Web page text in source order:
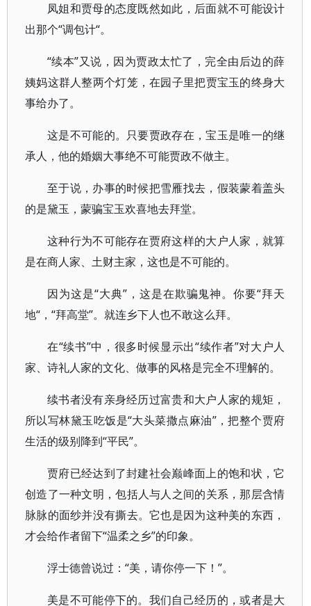
凤姐和贾母的态度既然如此，后面就不可能设计
出那个“调包计“。
“续本”又说，因为贾政太忙了，完全由后边的薛
姨妈这群人整两个灯笼，在园子里把贾宝玉的终身大
事给办了。
这是不可能的。只要贾政存在，宝玉是唯一的继
承人，他的婚姻大事绝不可能贾政不做主。
至于说，办事的时候把雪雁找去，假装蒙着盖头
的是黛玉，蒙骗宝玉欢喜地去拜堂。
这种行为不可能存在贾府这样的大户人家，就算
是在商人家、土财主家，这也是不可能的。
因为这是“大典”，这是在欺骗鬼神。你要“拜天
地“，“拜高堂”。就连乡下人也不敢这么拜。
在“续书”中，很多时候显示出“续作者”对大户人
家、诗礼人家的文化、做事的风格是完全不理解的。
续书者没有亲身经历过富贵和大户人家的规矩，
所以写林黛玉吃饭是“大头菜撒点麻油”，把整个贾府
生活的级别降到“平民”。
贾府已经达到了封建社会巅峰面上的饱和状，它
创造了一种文明，包括人与人之间的关系，那层含情
脉脉的面纱并没有撕去。它也是因为这种美的东西，
才会给作者留下“温柔之乡”的印象。
浮士德曾说过：“美，请你停一下！”。
美是不可能停下的。我们自己经历的，或者是大